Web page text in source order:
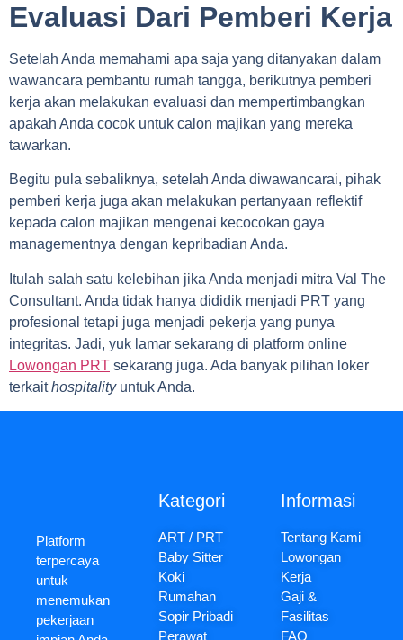
Evaluasi Dari Pemberi Kerja
Setelah Anda memahami apa saja yang ditanyakan dalam
wawancara pembantu rumah tangga, berikutnya pemberi
kerja akan melakukan evaluasi dan mempertimbangkan
apakah Anda cocok untuk calon majikan yang mereka
tawarkan.
Begitu pula sebaliknya, setelah Anda diwawancarai, pihak
pemberi kerja juga akan melakukan pertanyaan reflektif
kepada calon majikan mengenai kecocokan gaya
managementnya dengan kepribadian Anda.
Itulah salah satu kelebihan jika Anda menjadi mitra Val The
Consultant. Anda tidak hanya dididik menjadi PRT yang
profesional tetapi juga menjadi pekerja yang punya
integritas. Jadi, yuk lamar sekarang di platform online
Lowongan PRT sekarang juga. Ada banyak pilihan loker
terkaithospitalityuntuk Anda.
Platform
terpercaya
untuk
menemukan
pekerjaan
Kategori
ART / PRT
Baby Sitter
Koki
Rumahan
Sopir Pribadi
Perawat
Informasi
Tentang Kami
Lowongan
Kerja
Gaji &
Fasilitas
FAQ